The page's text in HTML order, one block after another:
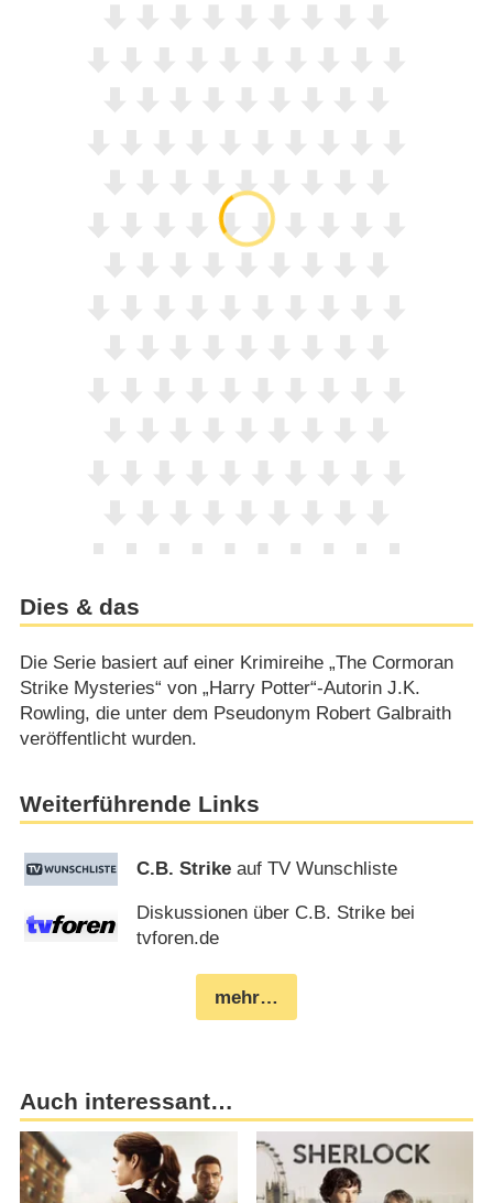
Dies & das
Die Serie basiert auf einer Krimireihe „The Cormoran
Strike Mysteries“ von „Harry Potter“-Autorin J.K.
Rowling, die unter dem Pseudonym Robert Galbraith
veröffentlicht wurden.
Weiterführende Links
C.B. Strike auf TV Wunschliste
Diskussionen über C.B. Strike bei
tvforen.de
mehr…
Auch interessant…